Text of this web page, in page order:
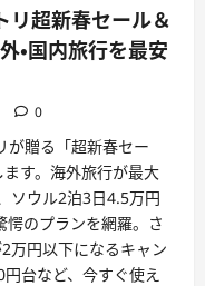
リ超新春セール＆
・国内旅行を最安
0
が贈る「超新春セー
す。海外旅行が最大
ソウル2泊3日4.5万円
のプランを網羅。さ
万円以下になるキャン
台など、今すぐ使え